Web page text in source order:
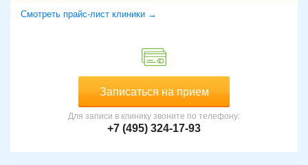
Смотреть прайс-лист клиники →
Записаться на прием
Для записи в клинику звоните по телефону:
+7 (495) 324-17-93